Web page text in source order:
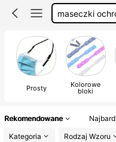
maseczka
maseczki
Prosty Kolorowe
bloki
Rekomendowane
Kategoria
Rodzaj Wzoru